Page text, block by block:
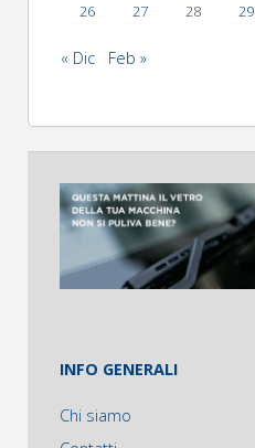
26
27 28 29
« Dic Feb »
INFO GENERALI
Chi siamo